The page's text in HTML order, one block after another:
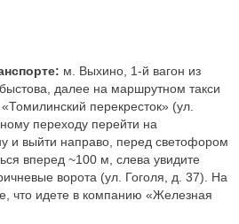
м. Выхино, 1-й вагон из
далее на маршрутном такси
перекресток» (ул.
переходу перейти на
и выйти направо, перед светофором
вперед ~100 м, слева увидите
ворота (ул. Гоголя, д. 37). На
что идете в компанию «Железная